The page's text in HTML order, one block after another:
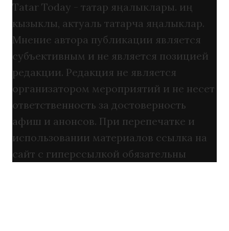
Tatar Today - татар яңалыклары. иң
кызыклы, актуаль татарча яңалыклар.
Мнение автора публикации является
субъективным и не является позицией
редакции. Редакция не является
организатором мероприятий и не несет
ответственность за достоверность
афиш и анонсов. При перепечатке и
использовании материалов ссылка на
сайт с гиперссылкой обязательны